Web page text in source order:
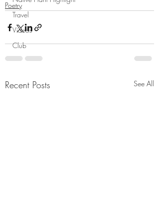
Travel
Videos
Club
Poetry
Recent Posts See All